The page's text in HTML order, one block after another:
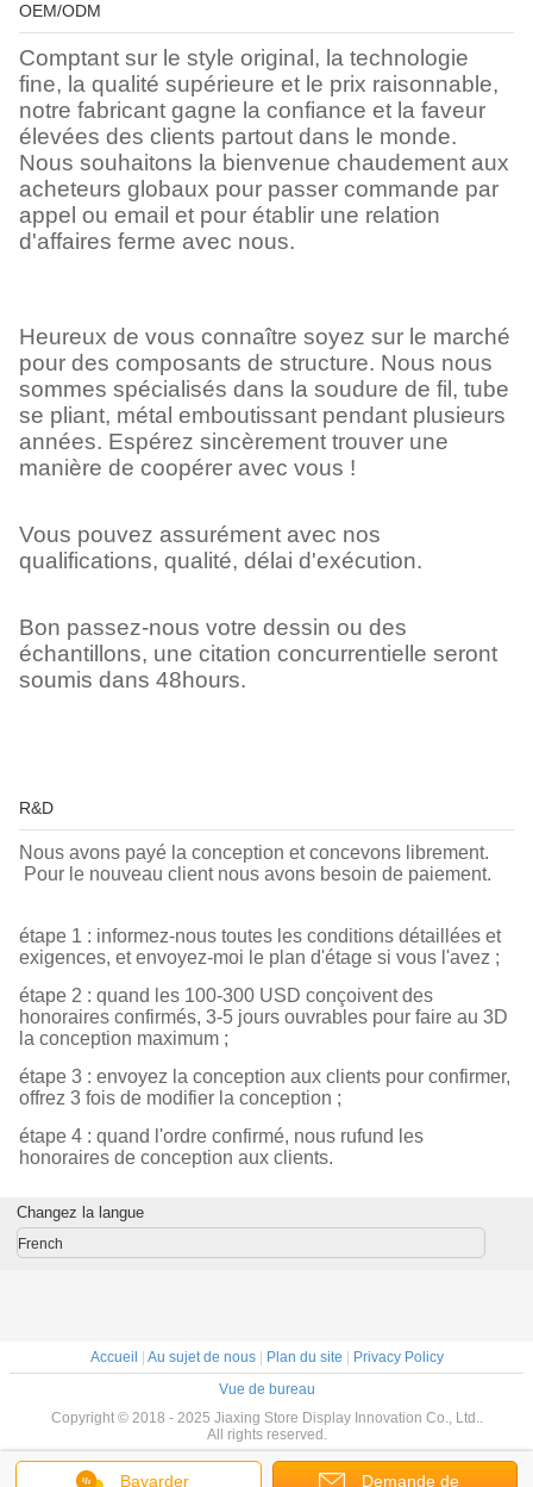
OEM/ODM
Comptant sur le style original, la technologie
fine, la qualité supérieure et le prix raisonnable,
notre fabricant gagne la confiance et la faveur
élevées des clients partout dans le monde.
Nous souhaitons la bienvenue chaudement aux
acheteurs globaux pour passer commande par
appel ou email et pour établir une relation
d'affaires ferme avec nous.
Heureux de vous connaître soyez sur le marché
pour des composants de structure. Nous nous
sommes spécialisés dans la soudure de fil, tube
se pliant, métal emboutissant pendant plusieurs
années. Espérez sincèrement trouver une
manière de coopérer avec vous !
Vous pouvez assurément avec nos
qualifications, qualité, délai d'exécution.
Bon passez-nous votre dessin ou des
échantillons, une citation concurrentielle seront
soumis dans 48hours.
R&D
Nous avons payé la conception et concevons librement.
Pour le nouveau client nous avons besoin de paiement.
étape 1 : informez-nous toutes les conditions détaillées et
exigences, et envoyez-moi le plan d'étage si vous l'avez ;
étape 2 : quand les 100-300 USD conçoivent des
honoraires confirmés, 3-5 jours ouvrables pour faire au 3D
la conception maximum ;
étape 3 : envoyez la conception aux clients pour confirmer,
offrez 3 fois de modifier la conception ;
étape 4 : quand l'ordre confirmé, nous rufund les
honoraires de conception aux clients.
Bavarder Demande de
Changez la langue
French
Accueil Au sujet de nous| Plan du site
Privacy Policy
Vue de bureau
Copyright © 2018 - 2025 Jiaxing Store Display Innovation Co., Ltd..
All rights reserved.